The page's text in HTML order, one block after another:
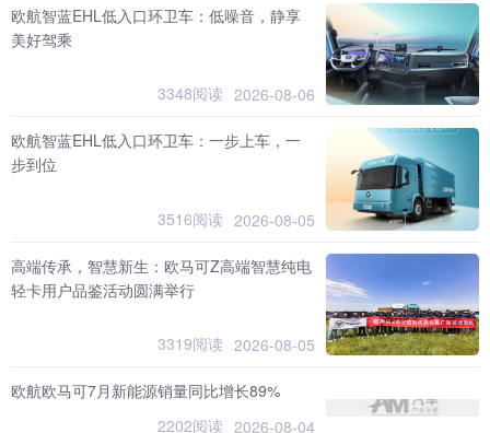
欧航智蓝EHL低入口环卫车：低噪音，静享
美好驾乘
3348阅读 2026-08-06
欧航智蓝EHL低入口环卫车：一步上车，一
步到位
3516阅读 2026-08-05
高端传承，智慧新生：欧马可Z高端智慧纯电
轻卡用户品鉴活动圆满举行
3319阅读 2026-08-05
欧航欧马可7月新能源销量同比增长89%
2202阅读 2026-08-04